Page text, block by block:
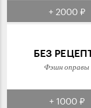
+ 2000 ₽
БЕЗ
Фэшн оправы
+ 1000 ₽